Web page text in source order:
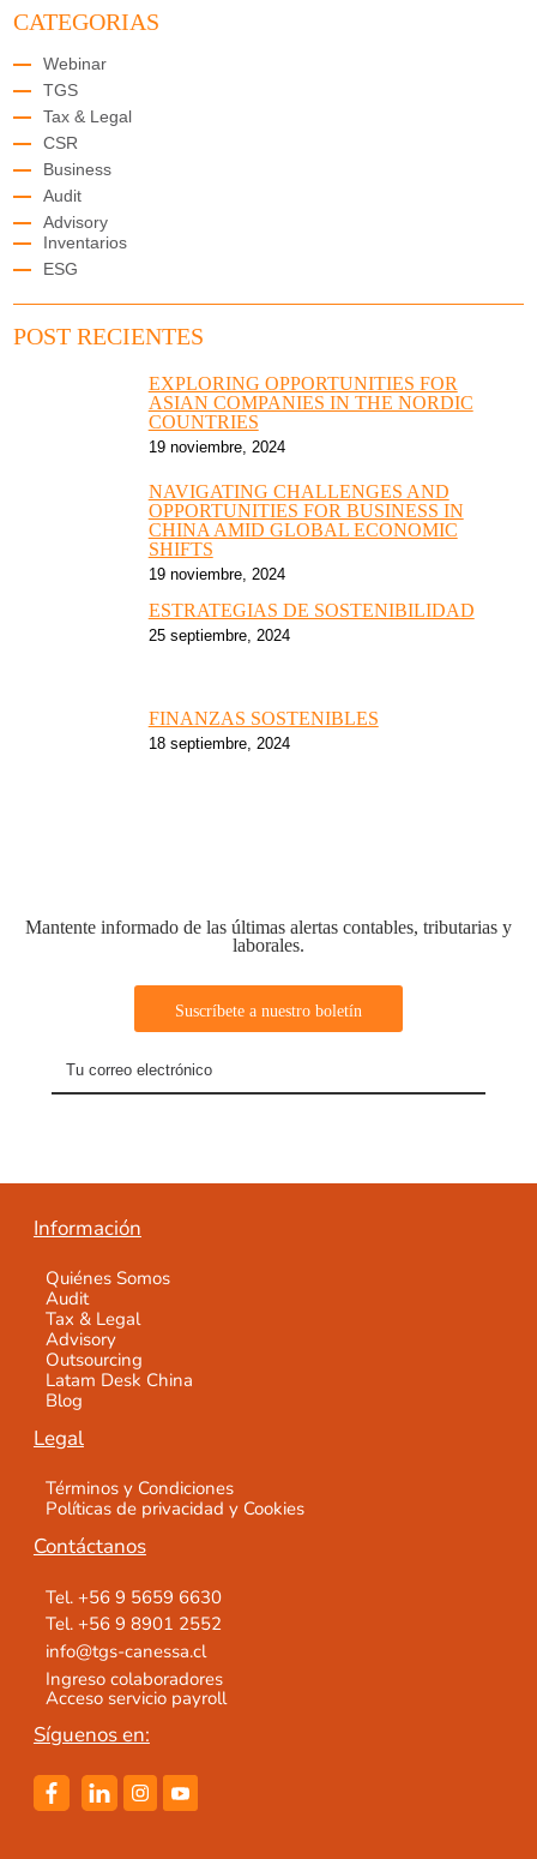
CATEGORIAS
Webinar
TGS
Tax & Legal
CSR
Business
Audit
Advisory
Inventarios
ESG
POST RECIENTES
EXPLORING OPPORTUNITIES FOR
ASIAN COMPANIES IN THE NORDIC
COUNTRIES
19 noviembre, 2024
NAVIGATING CHALLENGES AND
OPPORTUNITIES FOR BUSINESS IN
CHINA AMID GLOBAL ECONOMIC
SHIFTS
19 noviembre, 2024
ESTRATEGIAS DE SOSTENIBILIDAD
25 septiembre, 2024
FINANZAS SOSTENIBLES
18 septiembre, 2024
Mantente informado de las últimas alertas contables, tributarias y
laborales.
Información
Quiénes Somos
Audit
Tax & Legal
Advisory
Outsourcing
Latam Desk China
Blog
Legal
Términos y Condiciones
Políticas de privacidad y Cookies
Contáctanos
Tel. +56 9 5659 6630
Tel. +56 9 8901 2552
info@tgs-canessa.cl
Ingreso colaboradores
Acceso servicio payroll
Síguenos en: